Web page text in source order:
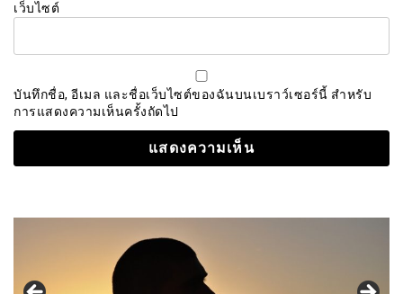
เว็บไซต์
บันทึกชื่อ, อีเมล และชื่อเว็บไซต์ของฉันบนเบราว์เซอร์นี้ สำหรับ
การแสดงความเห็นครั้งถัดไป